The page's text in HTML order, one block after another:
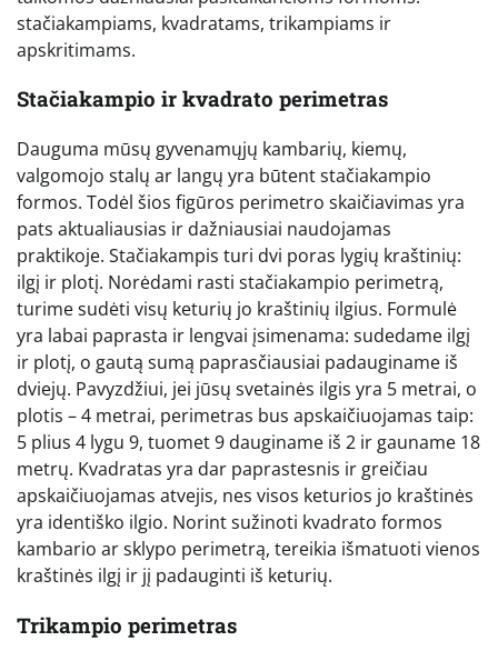
stačiakampiams, kvadratams, trikampiams ir
apskritimams.
Stačiakampio ir kvadrato perimetras
Dauguma mūsų gyvenamųjų kambarių, kiemų,
valgomojo stalų ar langų yra būtent stačiakampio
formos. Todėl šios figūros perimetro skaičiavimas yra
pats aktualiausias ir dažniausiai naudojamas
praktikoje. Stačiakampis turi dvi poras lygių kraštinių:
ilgį ir plotį. Norėdami rasti stačiakampio perimetrą,
turime sudėti visų keturių jo kraštinių ilgius. Formulė
yra labai paprasta ir lengvai įsimenama: sudedame ilgį
ir plotį, o gautą sumą paprasčiausiai padauginame iš
dviejų. Pavyzdžiui, jei jūsų svetainės ilgis yra 5 metrai, o
plotis – 4 metrai, perimetras bus apskaičiuojamas taip:
5 plius 4 lygu 9, tuomet 9 dauginame iš 2 ir gauname 18
metrų. Kvadratas yra dar paprastesnis ir greičiau
apskaičiuojamas atvejis, nes visos keturios jo kraštinės
yra identiško ilgio. Norint sužinoti kvadrato formos
kambario ar sklypo perimetrą, tereikia išmatuoti vienos
kraštinės ilgį ir jį padauginti iš keturių.
Trikampio perimetras